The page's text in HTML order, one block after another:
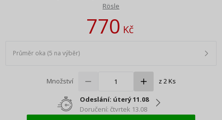
Rösle
770Kč
Průměr oka (5 na výběr)
Množství z 2 Ks
Odeslání: úterý 11.08
Doručení: čtvrtek 13.08